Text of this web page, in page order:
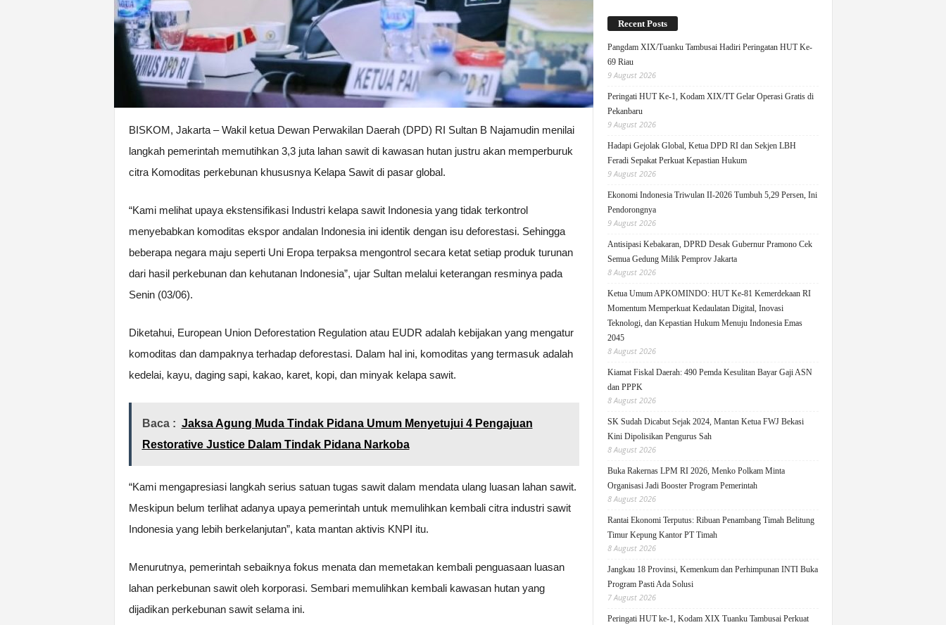
BISKOM, Jakarta – Wakil ketua Dewan Perwakilan Daerah (DPD) RI Sultan B Najamudin menilai
langkah pemerintah memutihkan 3,3 juta lahan sawit di kawasan hutan justru akan memperburuk
citra Komoditas perkebunan khususnya Kelapa Sawit di pasar global.
“Kami melihat upaya ekstensifikasi Industri kelapa sawit Indonesia yang tidak terkontrol
menyebabkan komoditas ekspor andalan Indonesia ini identik dengan isu deforestasi. Sehingga
beberapa negara maju seperti Uni Eropa terpaksa mengontrol secara ketat setiap produk turunan
dari hasil perkebunan dan kehutanan Indonesia”, ujar Sultan melalui keterangan resminya pada
Senin (03/06).
Diketahui, European Union Deforestation Regulation atau EUDR adalah kebijakan yang mengatur
komoditas dan dampaknya terhadap deforestasi. Dalam hal ini, komoditas yang termasuk adalah
kedelai, kayu, daging sapi, kakao, karet, kopi, dan minyak kelapa sawit.
Baca : Jaksa Agung Muda Tindak Pidana Umum Menyetujui 4 Pengajuan
Restorative Justice Dalam Tindak Pidana Narkoba
“Kami mengapresiasi langkah serius satuan tugas sawit dalam mendata ulang luasan lahan sawit.
Meskipun belum terlihat adanya upaya pemerintah untuk memulihkan kembali citra industri sawit
Indonesia yang lebih berkelanjutan”, kata mantan aktivis KNPI itu.
Menurutnya, pemerintah sebaiknya fokus menata dan memetakan kembali penguasaan luasan
lahan perkebunan sawit oleh korporasi. Sembari memulihkan kembali kawasan hutan yang
dijadikan perkebunan sawit selama ini.
Recent Posts
Pangdam XIX/Tuanku Tambusai Hadiri Peringatan HUT Ke-
69 Riau
9 August 2026
Peringati HUT Ke-1, Kodam XIX/TT Gelar Operasi Gratis di
Pekanbaru
9 August 2026
Hadapi Gejolak Global, Ketua DPD RI dan Sekjen LBH
Feradi Sepakat Perkuat Kepastian Hukum
9 August 2026
Ekonomi Indonesia Triwulan II-2026 Tumbuh 5,29 Persen, Ini
Pendorongnya
9 August 2026
Antisipasi Kebakaran, DPRD Desak Gubernur Pramono Cek
Semua Gedung Milik Pemprov Jakarta
8 August 2026
Ketua Umum APKOMINDO: HUT Ke-81 Kemerdekaan RI
Momentum Memperkuat Kedaulatan Digital, Inovasi
Teknologi, dan Kepastian Hukum Menuju Indonesia Emas
2045
8 August 2026
Kiamat Fiskal Daerah: 490 Pemda Kesulitan Bayar Gaji ASN
dan PPPK
8 August 2026
SK Sudah Dicabut Sejak 2024, Mantan Ketua FWJ Bekasi
Kini Dipolisikan Pengurus Sah
8 August 2026
Buka Rakernas LPM RI 2026, Menko Polkam Minta
Organisasi Jadi Booster Program Pemerintah
8 August 2026
Rantai Ekonomi Terputus: Ribuan Penambang Timah Belitung
Timur Kepung Kantor PT Timah
8 August 2026
Jangkau 18 Provinsi, Kemenkum dan Perhimpunan INTI Buka
Program Pasti Ada Solusi
7 August 2026
Peringati HUT ke-1, Kodam XIX Tuanku Tambusai Perkuat